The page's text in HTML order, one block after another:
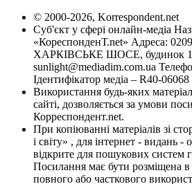
© 2000-2026, Korrespondent.net
Суб'єкт у сфері онлайн-медіа
«КореспонденТ.net» Адреса:
ХАРКІВСЬКЕ ШОСЕ, будинок
sunlight@mediadim.com.ua
Ідентифікатор медіа – R40-06068
Використання будь-яких
сайті, дозволяється за умови
Корреспондент.net.
При копіюванні матеріалів зі
і світу» , для інтернет - видань -
відкрите для пошукових систем
Посилання має бути розміщена в
повного або часткового